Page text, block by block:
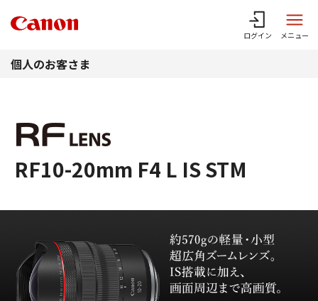
ログイン メニュー
個人のお客さま
RF10-20mm F4 L IS STM